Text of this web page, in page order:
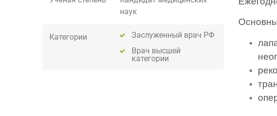
наук
Категории
Заслуженный врач РФ
Врач высшей
категории